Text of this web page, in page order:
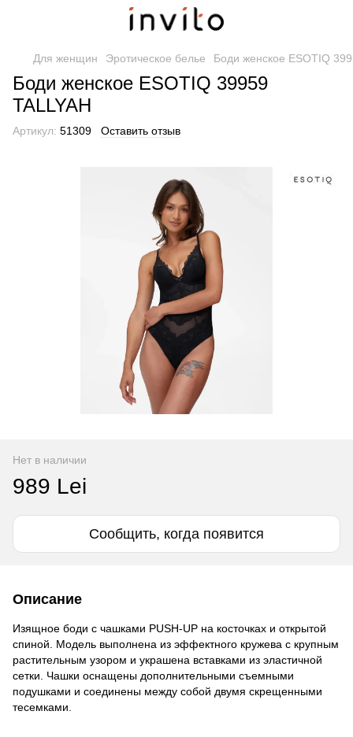
Для женщин Эротическое белье Боди женское ESOTIQ
Боди женское ESOTIQ 39959
TALLYAH
Артикул: 51309 Оставить отзыв
Нет в наличии
989 Lei
Сообщить, когда появится
Описание
Изящное боди с чашками PUSH-UP на косточках и открытой
спиной. Модель выполнена из эффектного кружева с крупным
растительным узором и украшена вставками из эластичной
сетки. Чашки оснащены дополнительными съемными
подушками и соединены между собой двумя скрещенными
тесемками.